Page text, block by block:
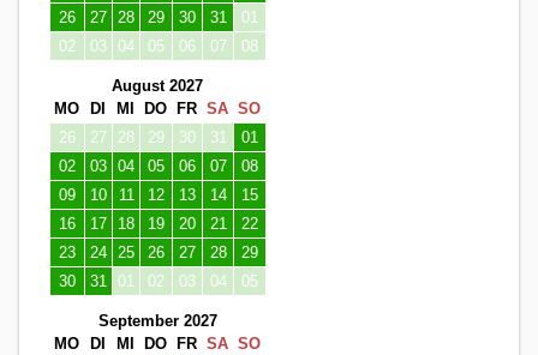
26
27 28 29 30 31
01
02
03 04 05 06 07 08
August 2027
MO
DI MI DO FR SA SO
26
27 28 29 30 31
01
02
03 04 05 06 07
08
09
10 11 12 13 14
15
16
17 18 19 20 21
22
23
24 25 26 27 28
29
30
31 01 02 03 04 05
September 2027
MO
DI MI DO FR SA SO